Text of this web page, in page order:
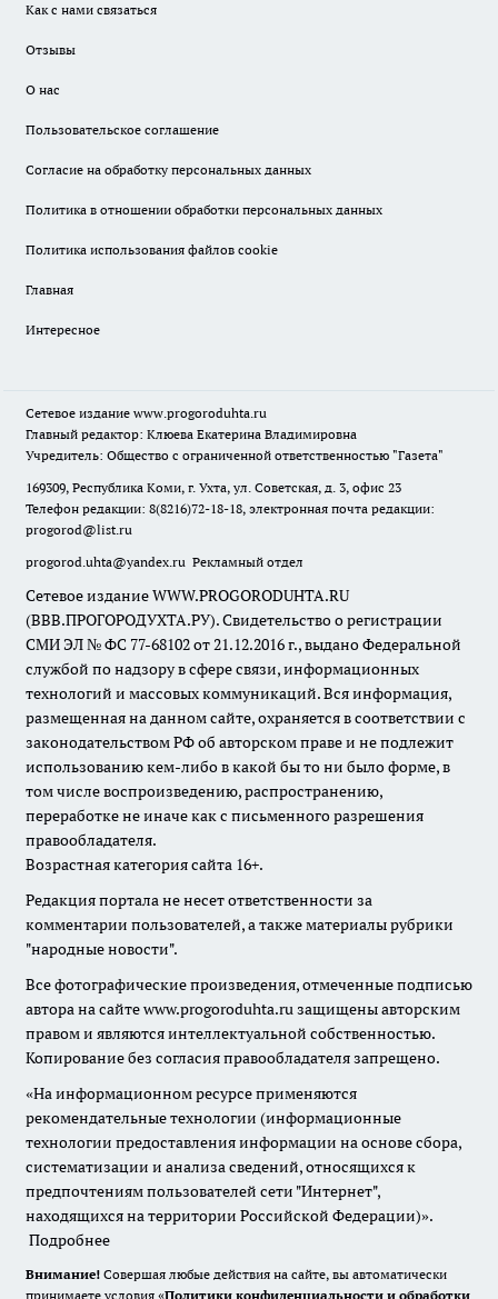
Как с нами связаться
Отзывы
О нас
Пользовательское соглашение
Согласие на обработку персональных данных
Политика в отношении обработки персональных данных
Политика использования файлов cookie
Главная
Интересное
Сетевое издание www.progoroduhta.ru
Главный редактор: Клюева Екатерина Владимировна
Учредитель: Общество с ограниченной ответственностью "Газета"
169309, Республика Коми, г. Ухта, ул. Советская, д. 3, офис 23
Телефон редакции: 8(8216)72-18-18, электронная почта редакции:
progorod@list.ru
progorod.uhta@yandex.ru Рекламный отдел
Сетевое издание WWW.PROGORODUHTA.RU
(ВВВ.ПРОГОРОДУХТА.РУ). Свидетельство о регистрации
СМИ ЭЛ № ФС 77-68102 от 21.12.2016 г., выдано Федеральной
службой по надзору в сфере связи, информационных
технологий и массовых коммуникаций. Вся информация,
размещенная на данном сайте, охраняется в соответствии с
законодательством РФ об авторском праве и не подлежит
использованию кем-либо в какой бы то ни было форме, в
том числе воспроизведению, распространению,
переработке не иначе как с письменного разрешения
правообладателя.
Возрастная категория сайта 16+.
Редакция портала не несет ответственности за
комментарии пользователей, а также материалы рубрики
"народные новости".
Все фотографические произведения, отмеченные подписью
автора на сайте www.progoroduhta.ru защищены авторским
правом и являются интеллектуальной собственностью.
Копирование без согласия правообладателя запрещено.
«На информационном ресурсе применяются
рекомендательные технологии (информационные
технологии предоставления информации на основе сбора,
систематизации и анализа сведений, относящихся к
предпочтениям пользователей сети "Интернет",
находящихся на территории Российской Федерации)».
Подробнее
Внимание! Совершая любые действия на сайте, вы автоматически
принимаете условия «Политики конфиденциальности и обработки